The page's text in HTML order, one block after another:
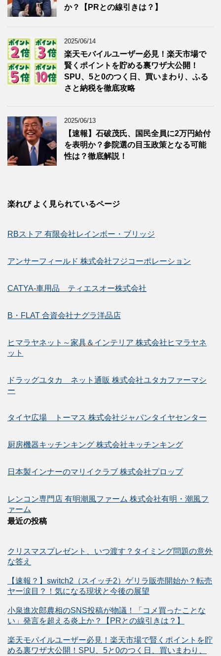
か？【PRとの線引きは？】
2025/06/14
楽天モバイルユーザー必見！楽天市場で
賢くポイントを貯める裏ワザ大公開！
SPU、5と0のつく日、買いまわり、ふる
さと納税を徹底攻略
2025/06/13
【速報】石破茂氏、国民全員に2万円給付
を表明か？参院選の目玉政策となる可能
性は？徹底解説！
楽れび よく見られているページ
RBストア 有限会社レインボー・ブリッジ
アンサーフィールド 株式会社フジコーポレーション
CATYA-車用品 ティエスオー株式会社
B・FLAT 合資会社ナグラ洋品店
ヒマラヤネット～家具＆インテリア 株式会社ヒマラヤネ
ット
ドラッグユタカ ネット通販 株式会社ユタカファーマシ
ー
タイヤ広場 トーマス 株式会社ジャパンタイヤセンター
厨房機器キッチンキング 株式会社キッチンキング
日本製インナーのマリイクラブ 株式会社プロップ
レンコン専門店 有明潮風ファーム 株式会社有明・潮風フ
ァーム
最近の投稿
クリスマスプレゼント、いつ渡す？タイミング問題の意外
な答え
【速報？】switch2（スイッチ2）ゲリラ販売開始か？転売
ヤー涙目？！気になる現状と今後の展望
小泉進次郎農相のSNS投稿が物議！「コメ買ったことな
い」発言を超える炎上か？【PRとの線引きは？】
楽天モバイルユーザー必見！楽天市場で賢くポイントを貯
める裏ワザ大公開！SPU、5と0のつく日、買いまわり、